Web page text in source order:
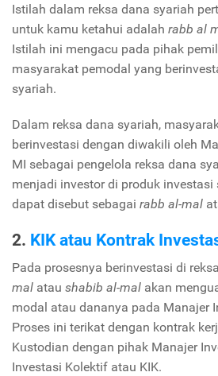
Istilah dalam reksa dana syariah
untuk kamu ketahui adalah rabb al
Istilah ini mengacu pada pihak
masyarakat pemodal yang
syariah.
Dalam reksa dana syariah,
berinvestasi dengan diwakili oleh
MI sebagai pengelola reksa dana
menjadi investor di produk investasi
dapat disebut sebagai rabb al-mal
2. KIK atau Kontrak
Pada prosesnya berinvestasi di
mal atau shabib al-mal akan
modal atau dananya pada Manajer
Proses ini terikat dengan kontrak
Kustodian dengan pihak Manajer
Investasi Kolektif atau KIK.